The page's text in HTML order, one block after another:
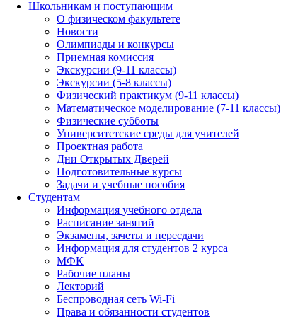
Школьникам и поступающим
О физическом факультете
Новости
Олимпиады и конкурсы
Приемная комиссия
Экскурсии (9-11 классы)
Экскурсии (5-8 классы)
Физический практикум (9-11 классы)
Математическое моделирование (7-11 классы)
Физические субботы
Университетские среды для учителей
Проектная работа
Дни Открытых Дверей
Подготовительные курсы
Задачи и учебные пособия
Студентам
Информация учебного отдела
Расписание занятий
Экзамены, зачеты и пересдачи
Информация для студентов 2 курса
МФК
Рабочие планы
Лекторий
Беспроводная сеть Wi-Fi
Права и обязанности студентов